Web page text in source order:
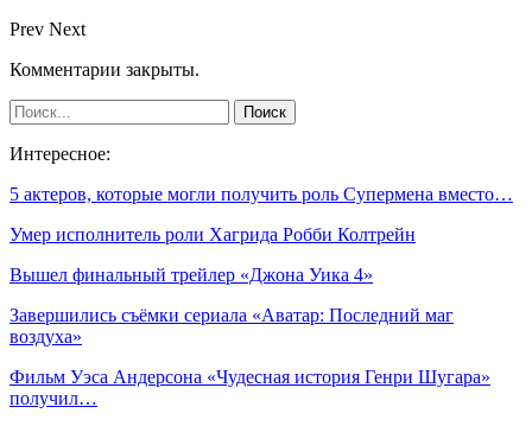
Prev Next
Комментарии закрыты.
Интересное:
5 актеров, которые могли получить роль Супермена вместо…
Умер исполнитель роли Хагрида Робби Колтрейн
Вышел финальный трейлер «Джона Уика 4»
Завершились съёмки сериала «Аватар: Последний маг
воздуха»
Фильм Уэса Андерсона «Чудесная история Генри Шугара»
получил…